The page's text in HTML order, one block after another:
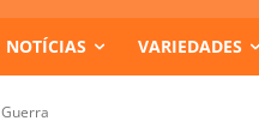
NOTÍCIAS VARIEDADES